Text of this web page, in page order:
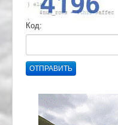
Код:
ОТПРАВИТЬ